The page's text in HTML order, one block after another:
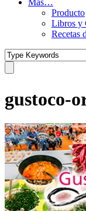
Más…
Producto
Libros y
Recetas
gustoco-